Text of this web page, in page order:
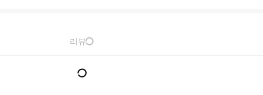
리뷰